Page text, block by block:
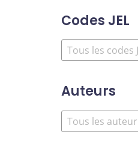
Codes JEL
Auteurs